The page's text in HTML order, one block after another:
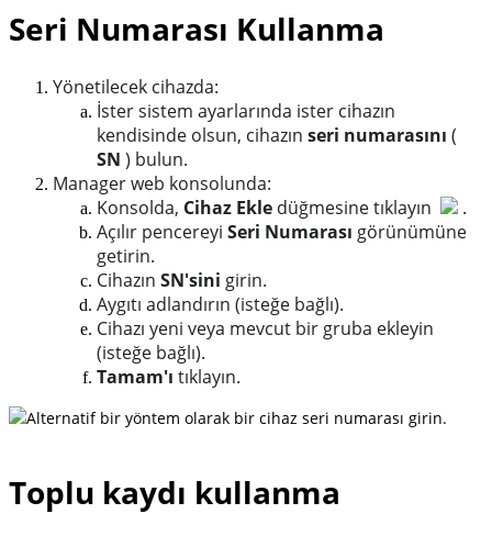
Seri Numarası Kullanma
Yönetilecek cihazda:
İster sistem ayarlarında ister cihazın
kendisinde olsun, cihazın seri numarasını (
SN ) bulun.
Manager web konsolunda:
Konsolda, Cihaz Ekle düğmesine tıklayın
.
Açılır pencereyi Seri Numarası görünümüne
getirin.
Cihazın SN'sini girin.
Aygıtı adlandırın (isteğe bağlı).
Cihazı yeni veya mevcut bir gruba ekleyin
(isteğe bağlı).
Tamam'ı tıklayın.
Alternatif bir yöntem olarak bir cihaz seri numarası girin.
Toplu kaydı kullanma